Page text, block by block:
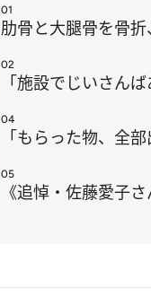
01
肋骨と大腿骨を骨
02
「施設でじいさん
04
「もらった物、全
05
《追悼・佐藤愛子